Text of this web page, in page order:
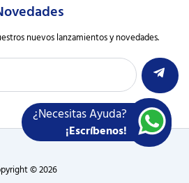
nuevos lanzamientos y novedades.
© 2026
¿Necesitas Ayuda?
¡Escríbenos!